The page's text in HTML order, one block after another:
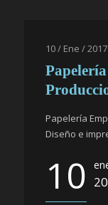
10 / Ene / 2017
Papelería
Diseño e
10